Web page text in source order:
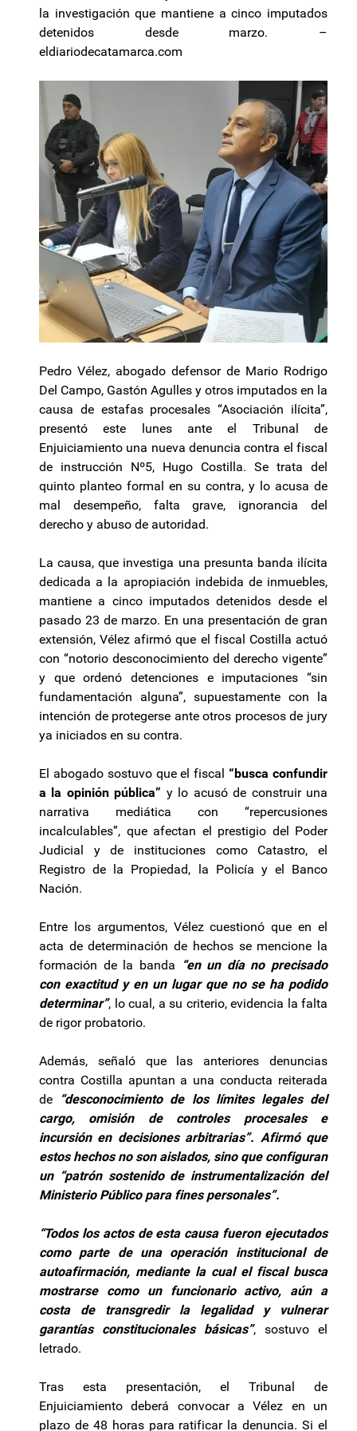
la investigación que mantiene a cinco imputados
detenidos desde marzo. –
eldiariodecatamarca.com
Pedro Vélez, abogado defensor de Mario Rodrigo
Del Campo, Gastón Agulles y otros imputados en la
causa de estafas procesales “Asociación ilícita”,
presentó este lunes ante el Tribunal de
Enjuiciamiento una nueva denuncia contra el fiscal
de instrucción Nº5, Hugo Costilla. Se trata del
quinto planteo formal en su contra, y lo acusa de
mal desempeño, falta grave, ignorancia del
derecho y abuso de autoridad.
La causa, que investiga una presunta banda ilícita
dedicada a la apropiación indebida de inmuebles,
mantiene a cinco imputados detenidos desde el
pasado 23 de marzo. En una presentación de gran
extensión, Vélez afirmó que el fiscal Costilla actuó
con “notorio desconocimiento del derecho vigente”
y que ordenó detenciones e imputaciones “sin
fundamentación alguna”, supuestamente con la
intención de protegerse ante otros procesos de jury
ya iniciados en su contra.
El abogado sostuvo que el fiscal“busca confundir
a la opinión pública” y lo acusó de construir una
narrativa mediática con “repercusiones
incalculables”, que afectan el prestigio del Poder
Judicial y de instituciones como Catastro, el
Registro de la Propiedad, la Policía y el Banco
Nación.
Entre los argumentos, Vélez cuestionó que en el
acta de determinación de hechos se mencione la
formación de la banda
“en un día no precisado
con exactitud y en un lugar que no se ha podido
determinar”, lo cual, a su criterio, evidencia la falta
de rigor probatorio.
Además, señaló que las anteriores denuncias
contra Costilla apuntan a una conducta reiterada
de
“desconocimiento de los límites legales del
cargo, omisión de controles procesales e
incursión en decisiones arbitrarias”. Afirmó que
estos hechos no son aislados, sino que configuran
un “patrón sostenido de instrumentalización del
Ministerio Público para fines personales”.
“Todos los actos de esta causa fueron ejecutados
como parte de una operación institucional de
autoafirmación, mediante la cual el fiscal busca
mostrarse como un funcionario activo, aún a
costa de transgredir la legalidad y vulnerar
garantías constitucionales básicas”, sostuvo el
letrado.
Tras esta presentación, el Tribunal de
Enjuiciamiento deberá convocar a Vélez en un
plazo de 48 horas para ratificar la denuncia. Si el